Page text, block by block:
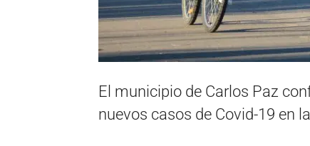
El municipio de Carlos Paz
nuevos casos de Covid-19 en